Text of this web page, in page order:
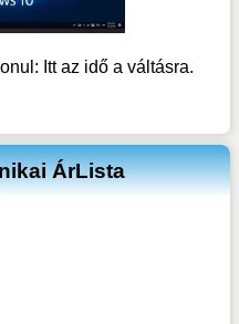
Itt az idő a váltásra.
ÁrLista